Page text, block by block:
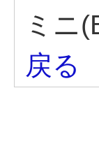
ミニ
戻る